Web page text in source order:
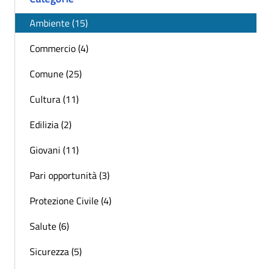
Ambiente (15)
Commercio (4)
Comune (25)
Cultura (11)
Edilizia (2)
Giovani (11)
Pari opportunità (3)
Protezione Civile (4)
Salute (6)
Sicurezza (5)